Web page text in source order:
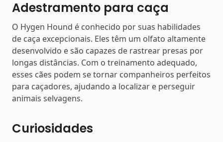
Adestramento para caça
O Hygen Hound é conhecido por suas habilidades
de caça excepcionais. Eles têm um olfato altamente
desenvolvido e são capazes de rastrear presas por
longas distâncias. Com o treinamento adequado,
esses cães podem se tornar companheiros perfeitos
para caçadores, ajudando a localizar e perseguir
animais selvagens.
Curiosidades